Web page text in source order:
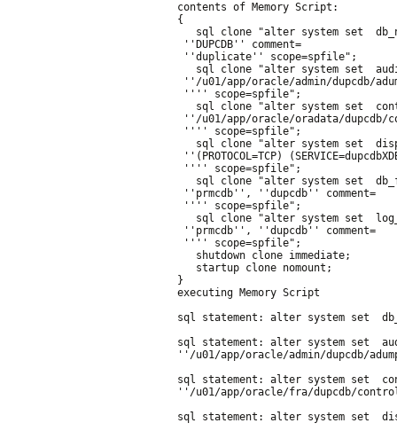
contents of Memory Script:
{
sql clone "alter system set
''DUPCDB'' comment=
''duplicate'' scope=spfile";
sql clone "alter system set
''/u01/app/oracle/admin/dupcdb/
'''' scope=spfile";
sql clone "alter system set
''/u01/app/oracle/oradata/
'''' scope=spfile";
sql clone "alter system set
''(PROTOCOL=TCP)
'''' scope=spfile";
sql clone "alter system set
''prmcdb'', ''dupcdb'' comment=
'''' scope=spfile";
sql clone "alter system set
''prmcdb'', ''dupcdb'' comment=
'''' scope=spfile";
shutdown clone immediate;
startup clone nomount;
}
executing Memory Script
sql statement: alter system set
sql statement: alter system set
''/u01/app/oracle/admin/dupcdb/
sql statement: alter system set
''/u01/app/oracle/fra/dupcdb/
sql statement: alter system set